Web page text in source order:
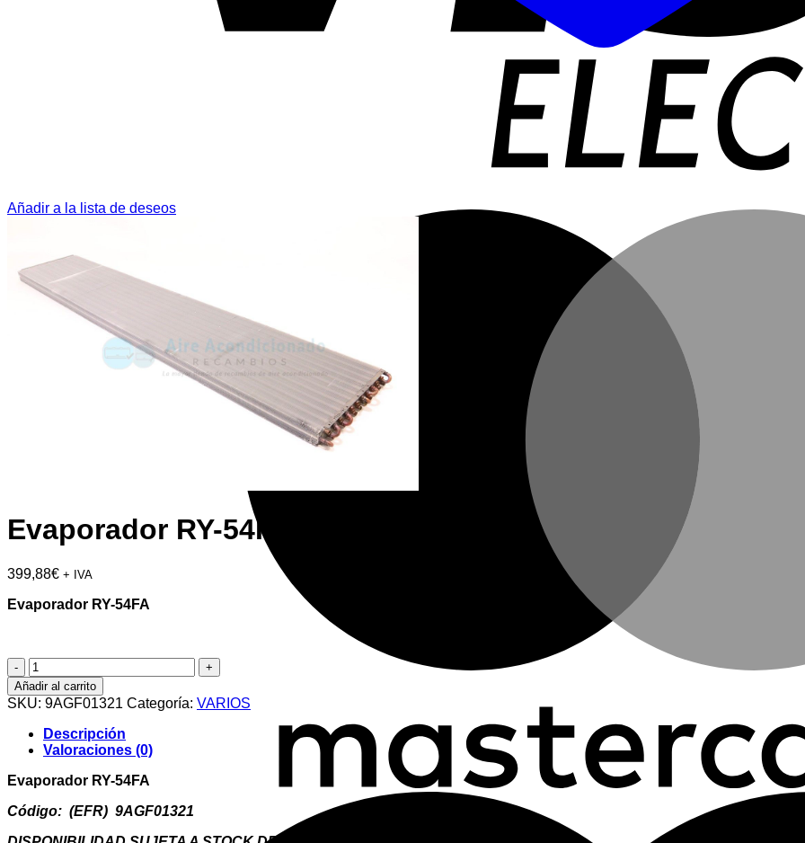
Añadir a la lista de deseos
Evaporador RY-54FA
399,88€ + IVA
Evaporador RY-54FA
Evaporador
RY-
54FA
cantidad
Añadir al carrito
SKU: 9AGF01321 Categoría: VARIOS
Descripción
Valoraciones (0)
Evaporador RY-54FA
Código: (EFR) 9AGF01321